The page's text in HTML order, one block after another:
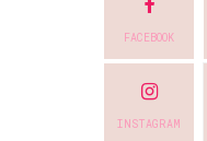
FACEBOOK
INSTAGRAM